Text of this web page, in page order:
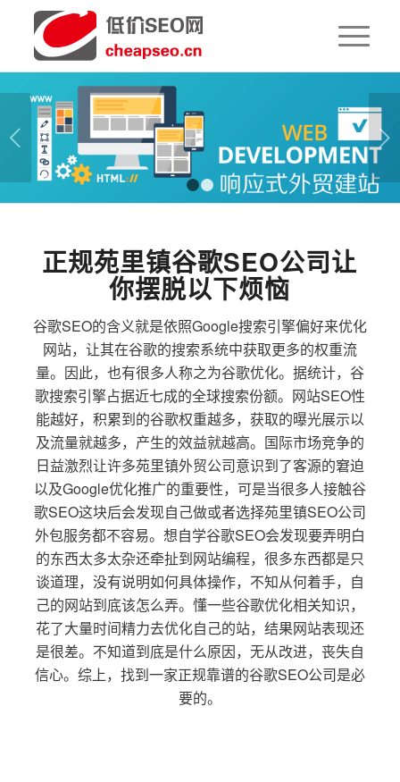
下一页
1 2
正规苑里镇谷歌SEO公司让
你摆脱以下烦恼
谷歌SEO的含义就是依照Google搜索引擎偏好来优化
网站，让其在谷歌的搜索系统中获取更多的权重流
量。因此，也有很多人称之为谷歌优化。据统计，谷
歌搜索引擎占据近七成的全球搜索份额。网站SEO性
能越好，积累到的谷歌权重越多，获取的曝光展示以
及流量就越多，产生的效益就越高。国际市场竞争的
日益激烈让许多苑里镇外贸公司意识到了客源的窘迫
以及Google优化推广的重要性，可是当很多人接触谷
歌SEO这块后会发现自己做或者选择苑里镇SEO公司
外包服务都不容易。想自学谷歌SEO会发现要弄明白
的东西太多太杂还牵扯到网站编程，很多东西都是只
谈道理，没有说明如何具体操作，不知从何着手，自
己的网站到底该怎么弄。懂一些谷歌优化相关知识，
花了大量时间精力去优化自己的站，结果网站表现还
是很差。不知道到底是什么原因，无从改进，丧失自
信心。综上，找到一家正规靠谱的谷歌SEO公司是必
要的。